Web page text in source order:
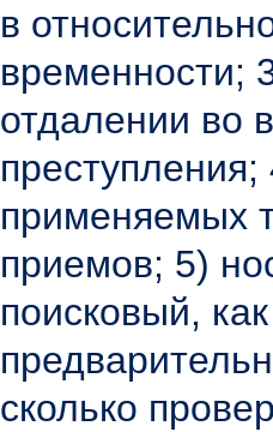
в
временности;
отдалении во
применяемых
приемов; 5)
поисковый,
сколько